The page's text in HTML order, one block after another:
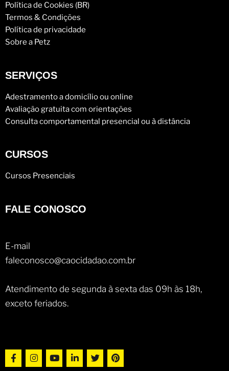
Política de Cookies (BR)
Termos & Condições
Política de privacidade
Sobre a Petz
SERVIÇOS
Adestramento a domicílio ou online
Avaliação gratuita com orientações
Consulta comportamental presencial ou à distância
CURSOS
Cursos Presenciais
FALE CONOSCO
E-mail
faleconosco@caocidadao.com.br
Atendimento de segunda à sexta das 09h às 18h,
exceto feriados.